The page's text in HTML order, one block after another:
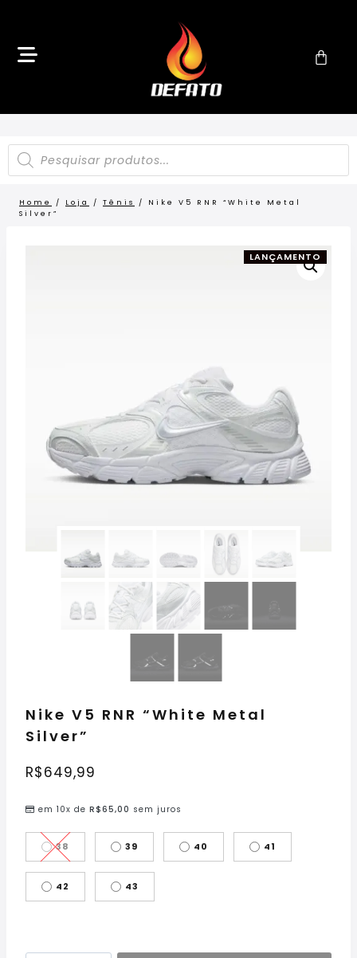
Home / Loja / Tênis /
Nike V5 RNR “White Metal
Silver”
LANÇAMENTO
Nike V5 RNR “White Metal
Silver”
R$649,99
em 10x de R$65,00 sem juros
38 39 40 41
42 43